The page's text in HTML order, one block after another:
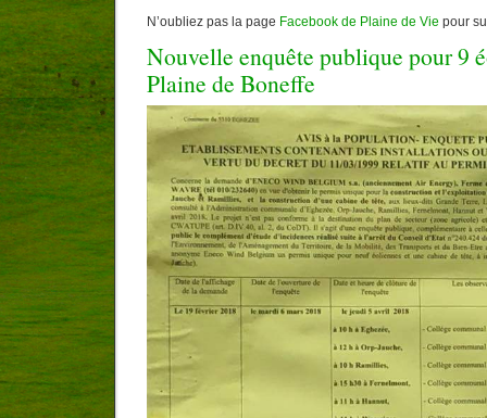
N’oubliez pas la page Facebook de Plaine de Vie pour
Nouvelle enquête publique pour 9
Plaine de Boneffe